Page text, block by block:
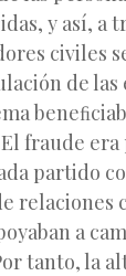
y así, a
civiles
de las
fraude era
partido
relaciones
a
tanto, la